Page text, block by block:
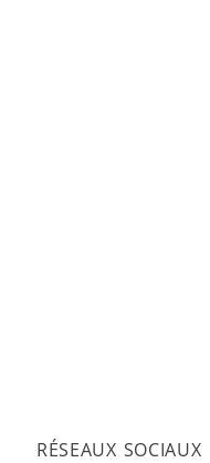
RÉSEAUX SOCIAUX